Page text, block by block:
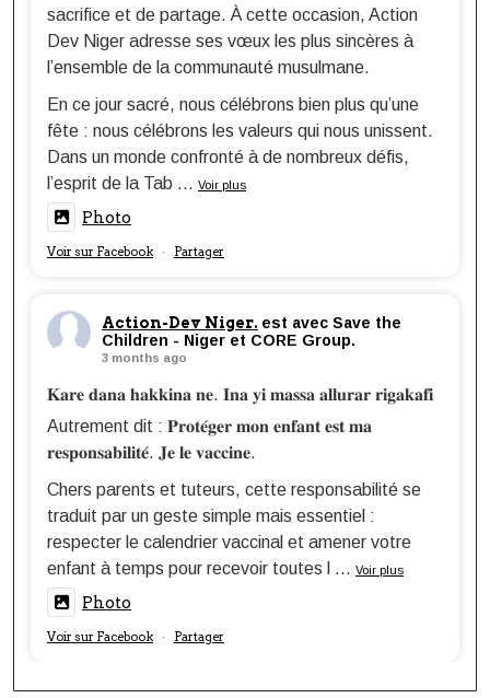
sacrifice et de partage. À cette occasion, Action
Dev Niger adresse ses vœux les plus sincères à
l’ensemble de la communauté musulmane.
En ce jour sacré, nous célébrons bien plus qu’une
fête : nous célébrons les valeurs qui nous unissent.
Dans un monde confronté à de nombreux défis,
l’esprit de la Tab ... Voir plus
Photo
Voir sur Facebook · Partager
Action-Dev Niger. est avec Save the
Children - Niger et CORE Group.
3 months ago
𝐊𝐚𝐫𝐞 𝐝𝐚𝐧𝐚 𝐡𝐚𝐤𝐤𝐢𝐧𝐚 𝐧𝐞. 𝐈𝐧𝐚 𝐲𝐢 𝐦𝐚𝐬𝐬𝐚 𝐚𝐥𝐥𝐮𝐫𝐚𝐫 𝐫𝐢𝐠𝐚𝐤𝐚𝐟𝐢
Autrement dit : 𝐏𝐫𝐨𝐭𝐞́𝐠𝐞𝐫 𝐦𝐨𝐧 𝐞𝐧𝐟𝐚𝐧𝐭 𝐞𝐬𝐭 𝐦𝐚
𝐫𝐞𝐬𝐩𝐨𝐧𝐬𝐚𝐛𝐢𝐥𝐢𝐭𝐞́. 𝐉𝐞 𝐥𝐞 𝐯𝐚𝐜𝐜𝐢𝐧𝐞.
Chers parents et tuteurs, cette responsabilité se
traduit par un geste simple mais essentiel :
respecter le calendrier vaccinal et amener votre
enfant à temps pour recevoir toutes l
... Voir plus
Photo
Voir sur Facebook · Partager